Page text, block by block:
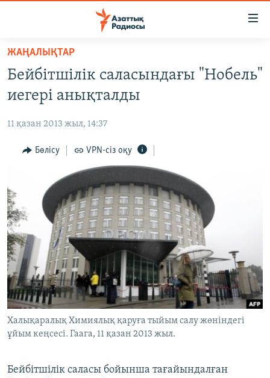
Skip
main
content
to
Navigation
Search
ЖАҢАЛЫҚТАР
AZATTYQTV
ҚАҢТАР ОҚИҒАСЫ
АДАМ ҚҰҚЫҚТАРЫ
ӘЛЕМ
АРНАЙЫ ЖОБАЛАР
Русский
ЖАЗЫЛЫҢЫЗ
Басқа тілдерде
ЖАҢАЛЫҚТАР
Бейбітшілік саласындағы "Нобель"
иегері анықталды
11 қазан 2013 жыл, 14:37
Бөлісу VPN-сіз оқу
Халықаралық Химиялық қаруға тыйым салу жөніндегі
ұйым кеңсесі. Гаага, 11 қазан 2013 жыл.
Бейбітшілік саласы бойынша тағайындалған